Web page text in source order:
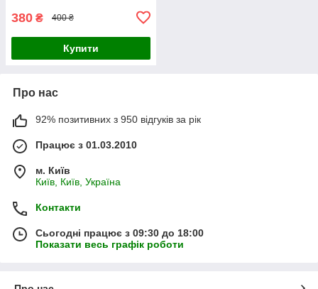
380 ₴ 400 ₴
Купити
Про нас
92% позитивних з 950 відгуків за рік
Працює з 01.03.2010
м. Київ
Київ, Київ, Україна
Контакти
Сьогодні працює з 09:30 до 18:00
Показати весь графік роботи